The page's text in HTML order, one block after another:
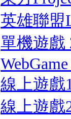
英雄聯盟
單機遊戲
WebGame
線上遊戲1
線上遊戲